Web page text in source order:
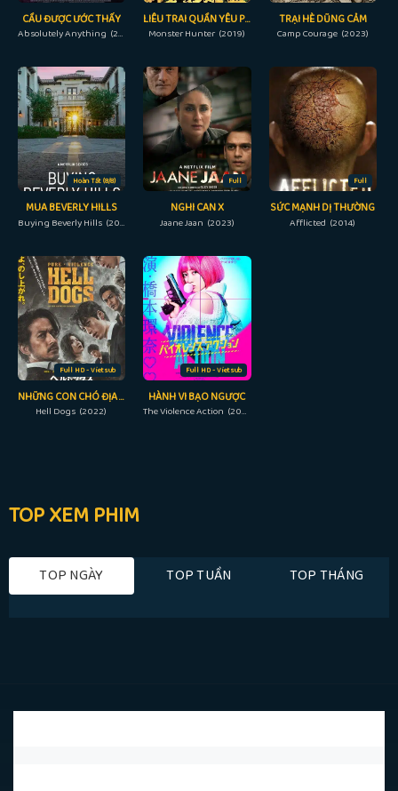
CẦU ĐƯỢC ƯỚC THẤY
Absolutely Anything (2015)
LIÊU TRAI QUẦN YÊU PHỔ
Monster Hunter (2019)
TRẠI HÈ DŨNG CẢM
Camp Courage (2023)
Hoàn Tất (8/8)
MUA BEVERLY HILLS
Buying Beverly Hills (2022)
Full
NGHI CAN X
Jaane Jaan (2023)
Full
SỨC MẠNH DỊ THƯỜNG
Afflicted (2014)
Full HD - Vietsub
NHỮNG CON CHÓ ĐỊA NGỤC
Hell Dogs (2022)
Full HD - Vietsub
HÀNH VI BẠO NGƯỢC
The Violence Action (2022)
TOP XEM PHIM
TOP NGÀY TOP TUẦN TOP THÁNG